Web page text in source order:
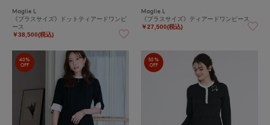
Maglie L
《プラスサイズ》ドットティアードワンピ
ース
￥38,500(税込)
Maglie L
《プラスサイズ》ティアードワンピース
￥27,500(税込)
40%
OFF
50%
OFF